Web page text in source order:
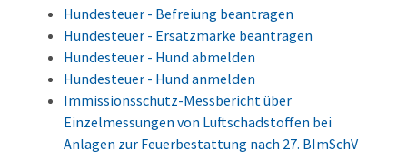
Hundesteuer - Befreiung beantragen
Hundesteuer - Ersatzmarke beantragen
Hundesteuer - Hund abmelden
Hundesteuer - Hund anmelden
Immissionsschutz-Messbericht über
Einzelmessungen von Luftschadstoffen bei
Anlagen zur Feuerbestattung nach 27. BImSchV